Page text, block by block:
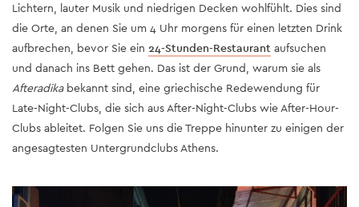
Lichtern, lauter Musik und niedrigen Decken wohlfühlt. Dies sind
die Orte, an denen Sie um 4 Uhr morgens für einen letzten Drink
aufbrechen, bevor Sie ein 24-Stunden-Restaurant aufsuchen
und danach ins Bett gehen. Das ist der Grund, warum sie als
Afteradikabekannt sind, eine griechische Redewendung für
Late-Night-Clubs, die sich aus After-Night-Clubs wie After-Hour-
Clubs ableitet. Folgen Sie uns die Treppe hinunter zu einigen der
angesagtesten Untergrundclubs Athens.